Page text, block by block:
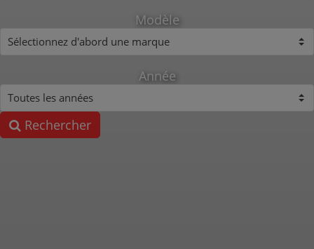
Modèle
Année
Rechercher